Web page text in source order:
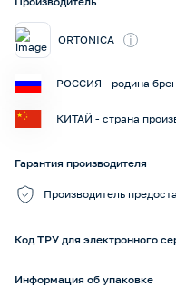
ORTONICA i
РОССИЯ - родина
КИТАЙ - страна
Гарантия производителя
Производитель
Код ТРУ для электронного
Информация об упаковке